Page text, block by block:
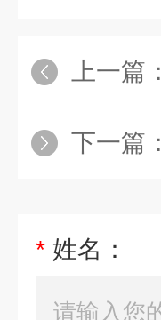
上一篇：
下一篇：
* 姓名：